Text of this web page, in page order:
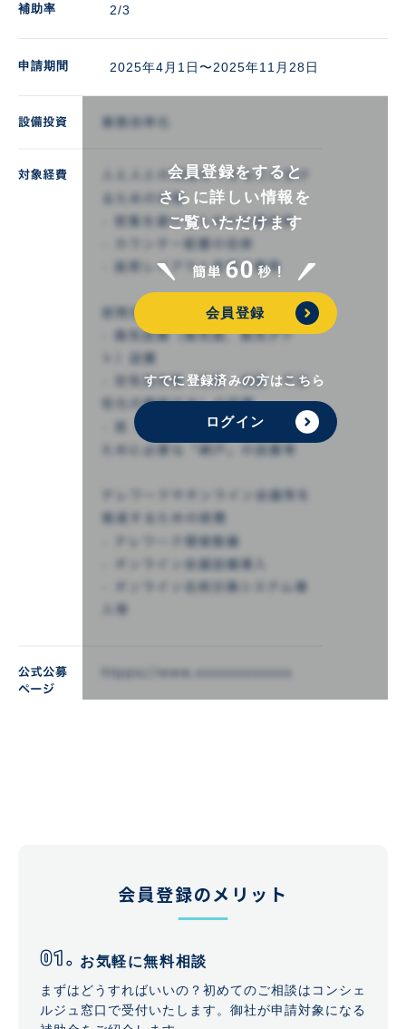
補助率 2/3
申請期間 2025年4月1日〜2025年11月28日
会員登録をすると
さらに詳しい情報を
ご覧いただけます
会員登録
すでに登録済みの方はこちら
ログイン
会員登録のメリット
お気軽に無料相談
まずはどうすればいいの？初めてのご相談はコンシェ
ルジュ窓口で受付いたします。御社が申請対象になる